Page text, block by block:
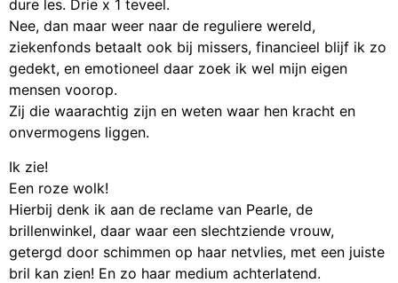
dure les. Drie x 1 teveel.
Nee, dan maar weer naar de reguliere wereld,
ziekenfonds betaalt ook bij missers, financieel blijf ik zo
gedekt, en emotioneel daar zoek ik wel mijn eigen
mensen voorop.
Zij die waarachtig zijn en weten waar hen kracht en
onvermogens liggen.
Ik zie!
Een roze wolk!
Hierbij denk ik aan de reclame van Pearle, de
brillenwinkel, daar waar een slechtziende vrouw,
getergd door schimmen op haar netvlies, met een juiste
bril kan zien! En zo haar medium achterlatend.